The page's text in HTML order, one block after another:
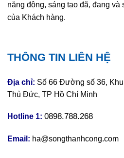
năng động, sáng tạo đã, đang và
của Khách hàng.
THÔNG TIN LIÊN HỆ
Địa chỉ: Số 66 Đường số 36,
Thủ Đức, TP Hồ Chí Minh
Hotline 1: 0898.788.268
Email: ha@songthanhcong.com